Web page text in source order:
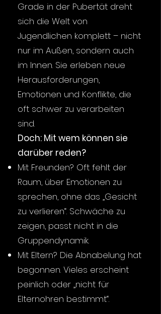
Grade in der Pubertät dreht
sich die Welt von
Jugendlichen komplett – nicht
nur im Außen, sondern auch
im Innen. Sie erleben neue
Herausforderungen,
Emotionen und Konflikte, die
oft schwer zu verarbeiten
sind.
Doch: Mit wem können sie
darüber reden?
Mit Freunden? Oft fehlt der
Raum, über Emotionen zu
sprechen, ohne das „Gesicht
zu verlieren“. Schwäche zu
zeigen, passt nicht in die
Gruppendynamik.
Mit Eltern? Die Abnabelung hat
begonnen. Vieles erscheint
peinlich oder „nicht für
Elternohren bestimmt“.